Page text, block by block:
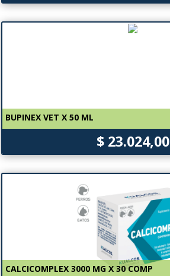
BUPINEX VET X 50 ML
$ 23.024,00
CALCICOMPLEX 3000 MG X 30 COMP